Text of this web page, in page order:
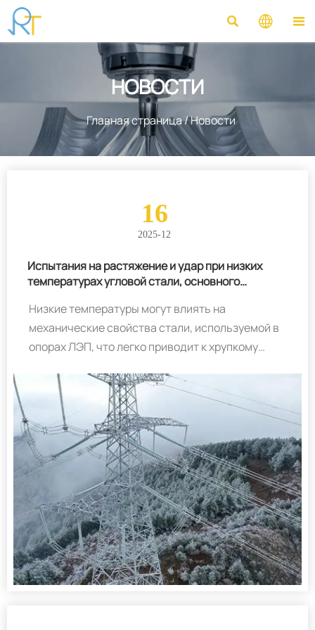
  
НОВОСТИ
Главная страница/Новости
16
2025-12
Испытания на растяжение и удар при низких
температурах угловой стали, основного
Низкие температуры могут влиять на
механические свойства стали, используемой в
опорах ЛЭП, что легко приводит к хрупкому
угрозу безопасность самой опоры и даже всей
энергосистемы. В данной работе изучаются
низкотемпературные механические свойства
угловых профилей из высокопрочной стали
Q345B и Q420C, а также их сварных соединений,
с помощью испытаний на растяжение и удар по
Шарпи при низких температурах. Результаты
показывают, что температуры хрупко-вязкого
перехода для угловой стали Q345B и её сварных
соединений, а также для угловой стали Q420C и
её сварных соединений составляют -2,59°C,